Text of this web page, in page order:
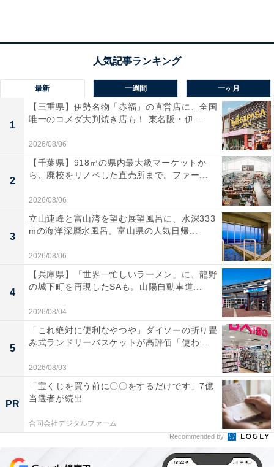
「二日市温泉 博多湯」の口コミは？
「二日市温泉 博多湯」には以下のような口コミが寄せら
れています。
地下から直接汲み上げられた一切加水や加熱をして
いない温泉は新鮮そのもので、しっとりとした独特
の硫黄臭が漂い最高の泉質。
創業当時の風情を残す味わい深い木造3階建ての建
物は雰囲気が良く、浴室や無料開放されている2階
広間などの館内も非常に清潔に保たれていてリラッ
クスできた。
最新 一週間 一ヶ月
1
【三重県】伊勢名物「赤福」の直営店に、全国
唯一のコメダ大判焼き店も！ 東名阪・伊...
2026/08/06
2
【千葉県】918㎡の県内最大級マーケットか
ら、廃校をリノベした直売所まで。ファー...
2026/08/06
3
立山連峰と富山湾を望む展望風呂に、水深333
mの海洋深層水風呂。富山県の人気日帰...
2026/08/06
4
【兵庫県】「世界一忙しいラーメン」に、龍野
の城下町を再現したSAも。山陽自動車道...
2026/08/04
5
「これ絶対に便利なやつや」ダイソーの折り畳
み式ランドリーバスケットが高評価「使わ...
2026/08/03
PR
「宝くじを買う前に〇〇をするだけです」7億
当選者が続出
合同会社デジタルファーム
Recommended by